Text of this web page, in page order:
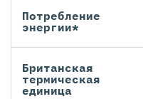
Потребление
энергии*
Британская
термическая
единица